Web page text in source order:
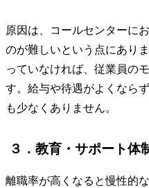
原因は、コールセンターに
のが難しいという点にあり
っていなければ、従業員の
す。給与や待遇がよくなら
も少なくありません。
３．教育・サポート体
離職率が高くなると慢性的